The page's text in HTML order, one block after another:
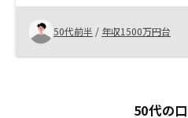
50代前半 / 年収1500万円台
50代の